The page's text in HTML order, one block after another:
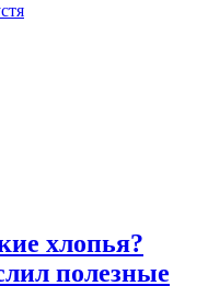
хлопья?
полезные